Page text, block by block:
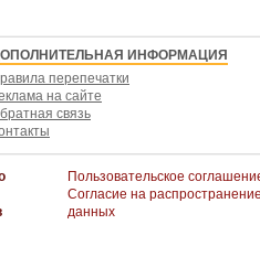
ИНФОРМАЦИЯ
перепечатки
на сайте
связь
Пользовательское
Согласие на
данных